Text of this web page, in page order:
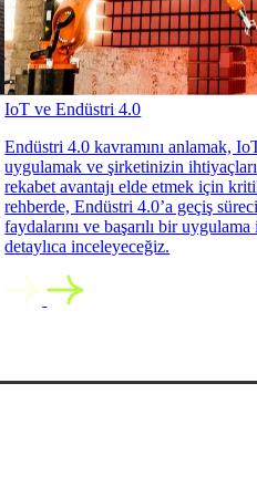
IoT ve Endüstri 4.0
Endüstri 4.0 kavramını anlamak,
uygulamak ve şirketinizin
rekabet avantajı elde etmek için
rehberde, Endüstri 4.0’a geçiş
faydalarını ve başarılı bir
detaylıca inceleyeceğiz.